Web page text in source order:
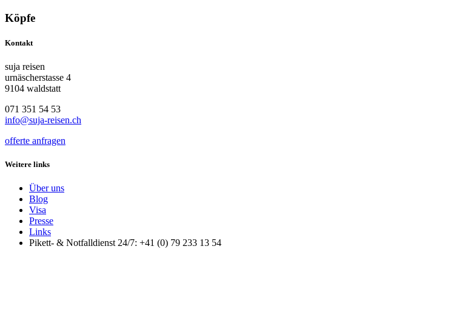
Köpfe
Kontakt
suja reisen
urnäscherstasse 4
9104 waldstatt
071 351 54 53
info@suja-reisen.ch
offerte anfragen
Weitere links
Über uns
Blog
Visa
Presse
Links
Pikett- & Notfalldienst 24/7: +41 (0) 79 233 13 54